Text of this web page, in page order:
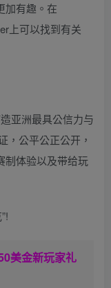
加有趣。在
上可以找到有关
亚洲最具公信力与
，公平公正公开，
制体验以及带给玩
美金新玩家礼